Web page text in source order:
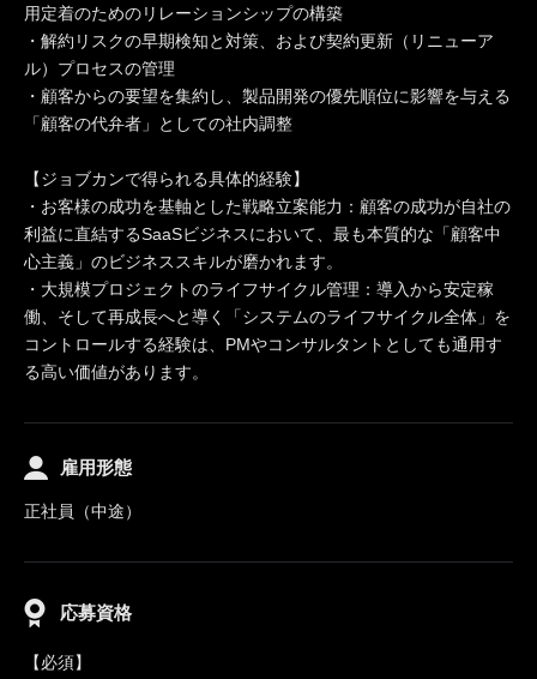
用定着のためのリレーションシップの構築
・解約リスクの早期検知と対策、および契約更新（リニューア
ル）プロセスの管理
・顧客からの要望を集約し、製品開発の優先順位に影響を与える
「顧客の代弁者」としての社内調整
【ジョブカンで得られる具体的経験】
・お客様の成功を基軸とした戦略立案能力：顧客の成功が自社の
利益に直結するSaaSビジネスにおいて、最も本質的な「顧客中
心主義」のビジネススキルが磨かれます。
・大規模プロジェクトのライフサイクル管理：導入から安定稼
働、そして再成長へと導く「システムのライフサイクル全体」を
コントロールする経験は、PMやコンサルタントとしても通用す
る高い価値があります。
雇用形態
正社員（中途）
応募資格
【必須】